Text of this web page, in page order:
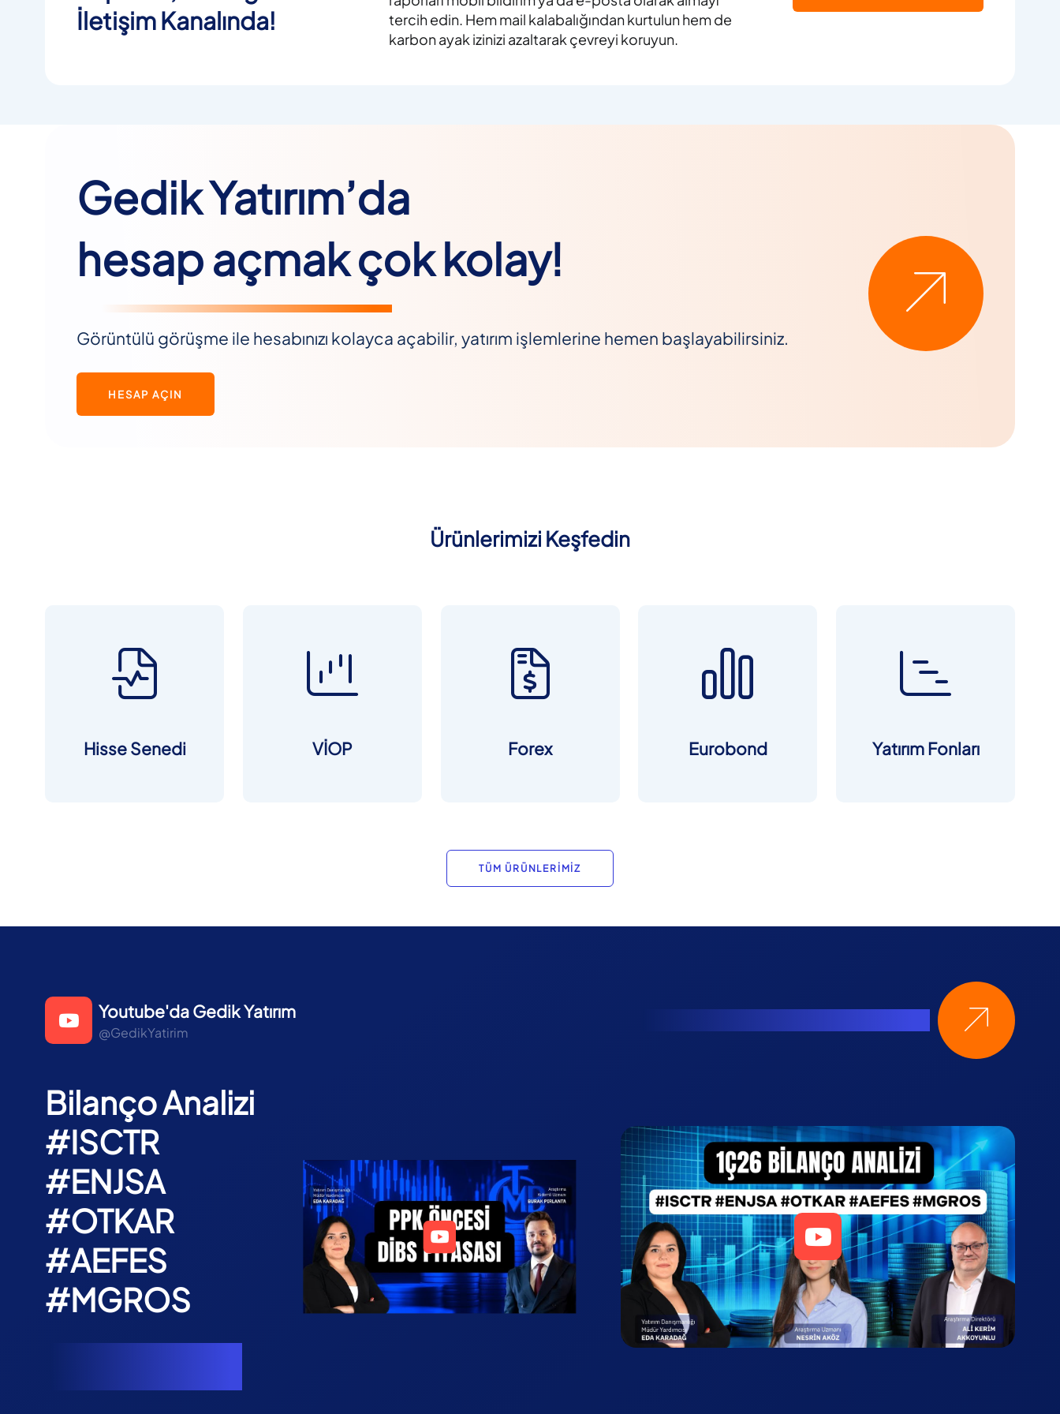
İletişim Kanalında!
tercih edin. Hem mail kalabalığından kurtulun hem de
karbon ayak izinizi azaltarak çevreyi koruyun.
Gedik Yatırım’da
hesap açmak çok kolay!
Görüntülü görüşme ile hesabınızı kolayca açabilir, yatırım işlemlerine hemen başlayabilirsiniz.
HESAP AÇIN
Ürünlerimizi Keşfedin
Hisse Senedi VİOP Forex Eurobond Yatırım Fonları
TÜM ÜRÜNLERİMİZ
Youtube'da Gedik Yatırım
@GedikYatirim
Bilanço Analizi
#ISCTR
#ENJSA
#OTKAR
#AEFES
#MGROS